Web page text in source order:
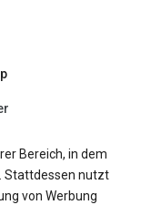
Bereich, in dem
Stattdessen nutzt
von Werbung